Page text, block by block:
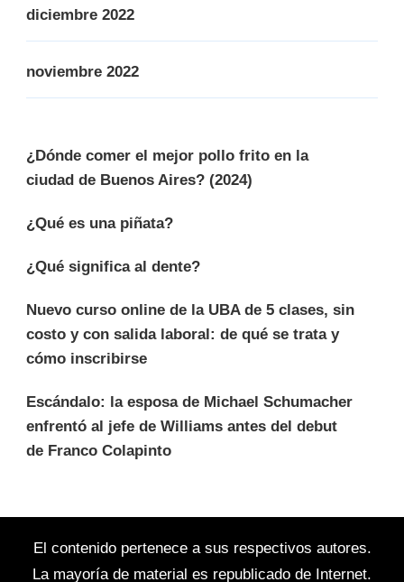
diciembre 2022
noviembre 2022
¿Dónde comer el mejor pollo frito en la
ciudad de Buenos Aires? (2024)
¿Qué es una piñata?
¿Qué significa al dente?
Nuevo curso online de la UBA de 5 clases, sin
costo y con salida laboral: de qué se trata y
cómo inscribirse
Escándalo: la esposa de Michael Schumacher
enfrentó al jefe de Williams antes del debut
de Franco Colapinto
El contenido pertenece a sus respectivos autores.
La mayoría de material es republicado de Internet.